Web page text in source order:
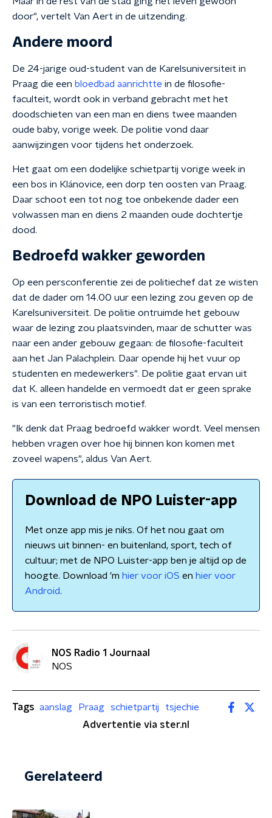
door", vertelt Van Aert in de uitzending.
Andere moord
De 24-jarige oud-student van de Karelsuniversiteit in
Praag die een bloedbad aanrichtte in de filosofie-
faculteit, wordt ook in verband gebracht met het
doodschieten van een man en diens twee maanden
oude baby, vorige week. De politie vond daar
aanwijzingen voor tijdens het onderzoek.
Het gaat om een dodelijke schietpartij vorige week in
een bos in Klánovice, een dorp ten oosten van Praag.
Daar schoot een tot nog toe onbekende dader een
volwassen man en diens 2 maanden oude dochtertje
dood.
Bedroefd wakker geworden
Op een persconferentie zei de politiechef dat ze wisten
dat de dader om 14.00 uur een lezing zou geven op de
Karelsuniversiteit. De politie ontruimde het gebouw
waar de lezing zou plaatsvinden, maar de schutter was
naar een ander gebouw gegaan: de filosofie-faculteit
aan het Jan Palachplein. Daar opende hij het vuur op
studenten en medewerkers". De politie gaat ervan uit
dat K. alleen handelde en vermoedt dat er geen sprake
is van een terroristisch motief.
"Ik denk dat Praag bedroefd wakker wordt. Veel mensen
hebben vragen over hoe hij binnen kon komen met
zoveel wapens", aldus Van Aert.
Download de NPO Luister-app
Met onze app mis je niks. Of het nou gaat om
nieuws uit binnen- en buitenland, sport, tech of
cultuur; met de NPO Luister-app ben je altijd op de
hoogte. Download 'm hier voor iOS en hier voor
Android.
NOS Radio 1 Journaal
NOS
Tags aanslag Praag schietpartij
tsjechie
Advertentie via ster.nl
Gerelateerd